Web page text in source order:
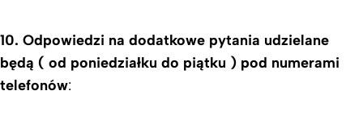
10. Odpowiedzi na dodatkowe pytania udzielane
będą ( od poniedziałku do piątku ) pod numerami
telefonów: